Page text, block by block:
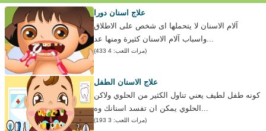
علاج اسنان دورا
آلام الاسنان لا يتحملها اى شخص على الاطلاق
واسباب آلام الاسنان كثيرة ومنها عد...
(مرات اللعب: 4 433)
علاج الاسنان الطفل
كونه طفل لطيف يعني تناول الكثير من الحلوي ولاكن
الحلوي يمكن ان تفسد اسنانك وه...
(مرات اللعب: 3 193)